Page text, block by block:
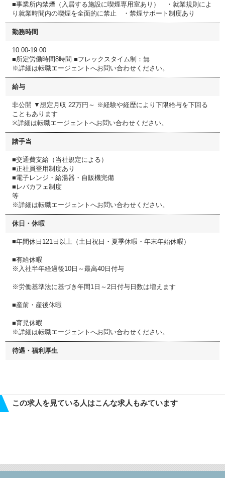
■事業所内禁煙（入居する施設に喫煙専用室あり） ・就業規則によ
り就業時間内の喫煙を全面的に禁止 ・禁煙サポート制度あり
勤務時間
10:00-19:00
■所定労働時間8時間 ■フレックスタイム制：無
※詳細は転職エージェントへお問い合わせください。
給与
非公開 ▼想定月収 22万円～ ※経験や経歴により下限給与を下回る
こともあります
※詳細は転職エージェントへお問い合わせください。
諸手当
■交通費支給（当社規定による）
■正社員登用制度あり
■電子レンジ・給湯器・自販機完備
■レバカフェ制度
等
※詳細は転職エージェントへお問い合わせください。
休日・休暇
■年間休日121日以上（土日祝日・夏季休暇・年末年始休暇）
■有給休暇
※入社半年経過後10日～最高40日付与
※労働基準法に基づき年間1日～2日付与日数は増えます
■産前・産後休暇
■育児休暇
※詳細は転職エージェントへお問い合わせください。
待遇・福利厚生
この求人を見ている人はこんな求人もみています